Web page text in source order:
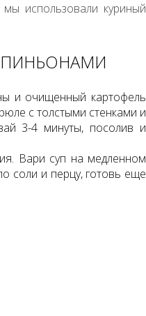
использовали куриный
и очищенный картофель
с толстыми стенками и
3-4 минуты, посолив и
Вари суп на медленном
соли и перцу, готовь еще